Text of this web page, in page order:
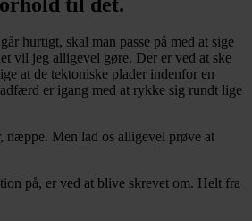
hurtigt, skal man passe på med at sige
vil jeg alligevel gøre. Der er ved at ske
at de tektoniske plader indenfor en
er igang med at rykke sig rundt lige
næppe. Men lad os alligevel prøve at
på, er ved at blive skrevet om. Helt fra